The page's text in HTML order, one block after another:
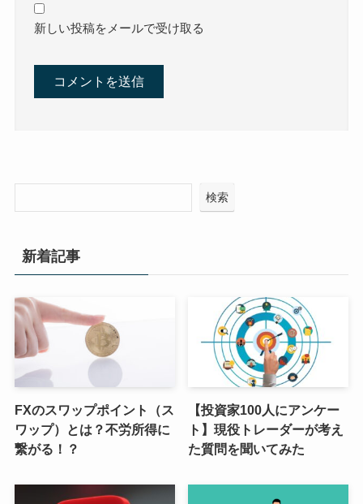
新しい投稿をメールで受け取る
検索
新着記事
FXのスワップポイント（ス
ワップ）とは？不労所得に
繋がる！？
【投資家100人にアンケー
ト】現役トレーダーが考え
た質問を聞いてみた